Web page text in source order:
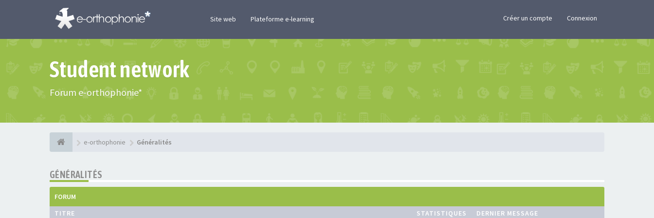
Site web Plateforme e-learning Créer un compte Connexion
Student network
Forum e-orthophonie*
e-orthophonie Généralités
GÉNÉRALITÉS
FORUM
TITRE
STATISTIQUES DERNIER MESSAGE